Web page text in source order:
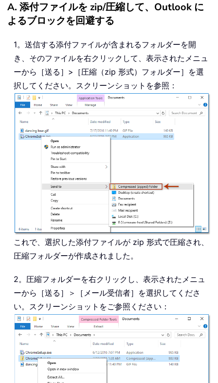
A. 添付ファイルを zip/圧縮して、Outlook に
よるブロックを回避する
1。送信する添付ファイルが含まれるフォルダーを開
き、そのファイルを右クリックして、表示されたメニュ
ーから［送る］>［圧縮（zip 形式）フォルダー］を選
択してください。スクリーンショットを参照：
これで、選択した添付ファイルが zip 形式で圧縮され、
圧縮フォルダーが作成されました。
2。圧縮フォルダーを右クリックし、表示されたメニュ
ーから［送る］＞［メール受信者］を選択してくださ
い。スクリーンショットをご参照ください：